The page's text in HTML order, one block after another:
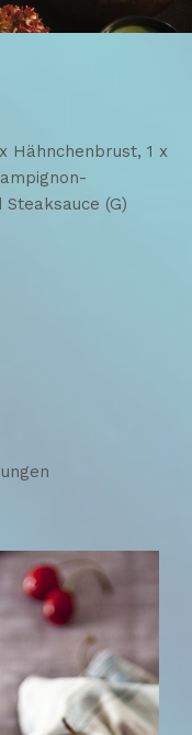
Hähnchenbrust, 1 x
(G)